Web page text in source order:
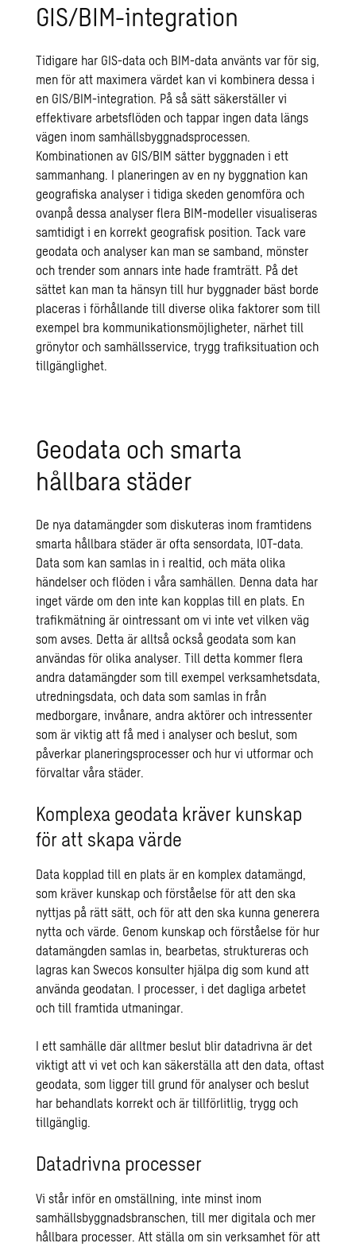
GIS/BIM-integration
Tidigare har GIS-data och BIM-data använts var för sig,
men för att maximera värdet kan vi kombinera dessa i
en GIS/BIM-integration. På så sätt säkerställer vi
effektivare arbetsflöden och tappar ingen data längs
vägen inom samhällsbyggnadsprocessen.
Kombinationen av GIS/BIM sätter byggnaden i ett
sammanhang. I planeringen av en ny byggnation kan
geografiska analyser i tidiga skeden genomföra och
ovanpå dessa analyser flera BIM-modeller visualiseras
samtidigt i en korrekt geografisk position. Tack vare
geodata och analyser kan man se samband, mönster
och trender som annars inte hade framträtt. På det
sättet kan man ta hänsyn till hur byggnader bäst borde
placeras i förhållande till diverse olika faktorer som till
exempel bra kommunikationsmöjligheter, närhet till
grönytor och samhällsservice, trygg trafiksituation och
tillgänglighet.
Geodata och smarta
hållbara städer
De nya datamängder som diskuteras inom framtidens
smarta hållbara städer är ofta sensordata, IOT-data.
Data som kan samlas in i realtid, och mäta olika
händelser och flöden i våra samhällen. Denna data har
inget värde om den inte kan kopplas till en plats. En
trafikmätning är ointressant om vi inte vet vilken väg
som avses. Detta är alltså också geodata som kan
användas för olika analyser. Till detta kommer flera
andra datamängder som till exempel verksamhetsdata,
utredningsdata, och data som samlas in från
medborgare, invånare, andra aktörer och intressenter
som är viktig att få med i analyser och beslut, som
påverkar planeringsprocesser och hur vi utformar och
förvaltar våra städer.
Komplexa geodata kräver kunskap
för att skapa värde
Data kopplad till en plats är en komplex datamängd,
som kräver kunskap och förståelse för att den ska
nyttjas på rätt sätt, och för att den ska kunna generera
nytta och värde. Genom kunskap och förståelse för hur
datamängden samlas in, bearbetas, struktureras och
lagras kan Swecos konsulter hjälpa dig som kund att
använda geodatan. I processer, i det dagliga arbetet
och till framtida utmaningar.
I ett samhälle där alltmer beslut blir datadrivna är det
viktigt att vi vet och kan säkerställa att den data, oftast
geodata, som ligger till grund för analyser och beslut
har behandlats korrekt och är tillförlitlig, trygg och
tillgänglig.
Datadrivna processer
Vi står inför en omställning, inte minst inom
samhällsbyggnadsbranschen, till mer digitala och mer
hållbara processer. Att ställa om sin verksamhet för att